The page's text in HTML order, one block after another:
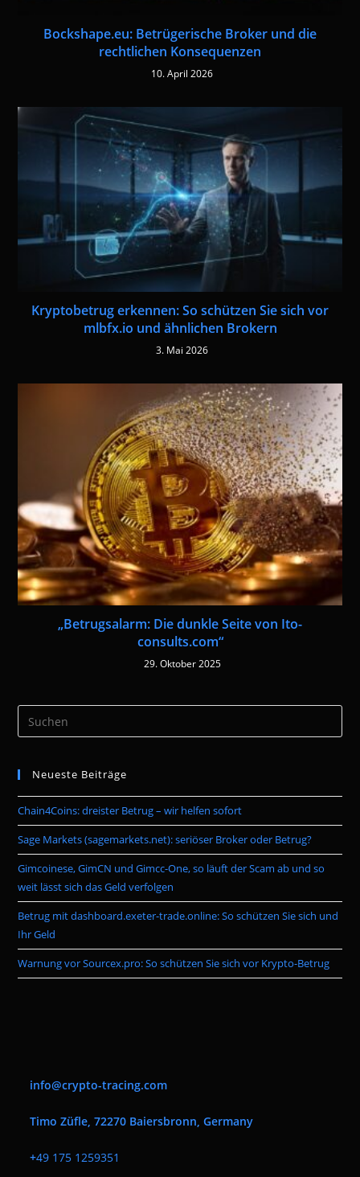
Bockshape.eu: Betrügerische Broker und die
rechtlichen Konsequenzen
10. April 2026
Kryptobetrug erkennen: So schützen Sie sich vor
mlbfx.io und ähnlichen Brokern
3. Mai 2026
„Betrugsalarm: Die dunkle Seite von Ito-
consults.com“
29. Oktober 2025
the
Neueste Beiträge
Chain4Coins: dreister Betrug – wir helfen sofort
Sage Markets (sagemarkets.net): seriöser Broker oder Betrug?
Gimcoinese, GimCN und Gimcc-One, so läuft der Scam ab und so
weit lässt sich das Geld verfolgen
Betrug mit dashboard.exeter-trade.online: So schützen Sie sich und
Ihr Geld
Warnung vor Sourcex.pro: So schützen Sie sich vor Krypto-Betrug
info@crypto-tracing.com
Timo Züfle, 72270 Baiersbronn, Germany
+49 175 1259351